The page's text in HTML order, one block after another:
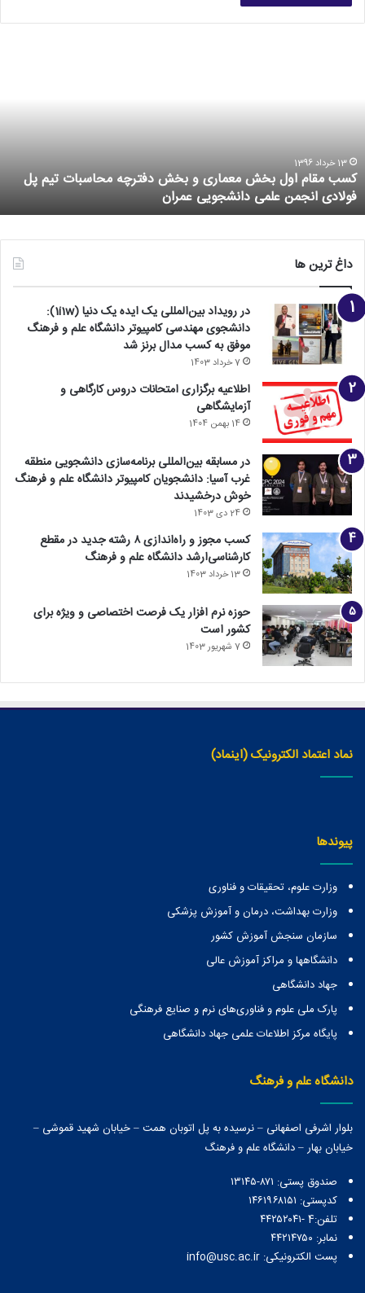
13 خرداد 1396
کسب مقام اول بخش معماری و بخش دفترچه محاسبات تیم پل
فولادی انجمن علمی دانشجویی عمران
داغ ترین ها
در رویداد بین‌المللی یک ایده یک دنیا (1i1w):
دانشجوی مهندسی کامپیوتر دانشگاه علم و فرهنگ
موفق به کسب مدال برنز شد
7 خرداد 1403
اطلاعیه برگزاری امتحانات دروس کارگاهی و
آزمایشگاهی
14 بهمن 1404
در مسابقه بین‌المللی برنامه‌سازی دانشجویی منطقه
غرب آسیا: دانشجویان کامپیوتر دانشگاه علم و فرهنگ
خوش درخشیدند
24 دی 1403
کسب مجوز و راه‌اندازی ۸ رشته جدید در مقطع
کارشناسی‌ارشد دانشگاه علم و فرهنگ
13 خرداد 1403
حوزه نرم افزار یک فرصت اختصاصی و ویژه برای
کشور است
7 شهریور 1403
نماد اعتماد الکترونیک (اینماد)
پیوندها
وزارت علوم، تحقیقات و فناوری
وزارت بهداشت، درمان و آموزش پزشکی
سازمان سنجش آموزش کشور
دانشگاهها و مراكز آموزش عالی
جهاد دانشگاهی
پارک ملی علوم و فناوری‌های نرم و صنایع فرهنگی
پایگاه مرکز اطلاعات علمی جهاد دانشگاهی
دانشگاه علم و فرهنگ
بلوار اشرفی اصفهانی – نرسیده به پل اتوبان همت – خیابان شهید قموشی –
خیابان بهار – دانشگاه علم و فرهنگ
صندوق پستی:‌ ۸۷۱-۱۳۱۴۵
کدپستی: ۱۴۶۱۹۶۸۱۵۱
تلفن:4 -۴۴۲۵۲۰۴۱
نمابر: ۴۴۲۱۴۷۵۰
پست الکترونیکی: info@usc.ac.ir